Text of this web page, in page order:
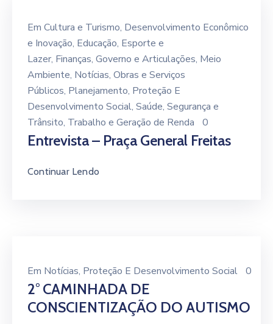
Em Cultura e Turismo‚ Desenvolvimento Econômico
e Inovação‚ Educação‚ Esporte e
Lazer‚ Finanças‚ Governo e Articulações‚ Meio
Ambiente‚ Notícias‚ Obras e Serviços
Públicos‚ Planejamento‚ Proteção E
Desenvolvimento Social‚ Saúde‚ Segurança e
Trânsito‚ Trabalho e Geração de Renda 0
Entrevista – Praça General Freitas
Continuar Lendo
Em Notícias‚ Proteção E Desenvolvimento Social 0
2° CAMINHADA DE
CONSCIENTIZAÇÃO DO AUTISMO